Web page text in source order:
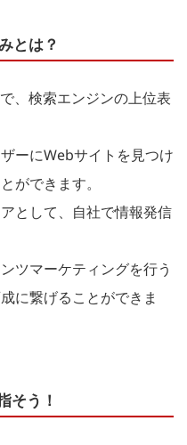
とは？
、検索エンジンの上位表
ーにWebサイトを見つけ
ができます。
として、自社で情報発信
ツマーケティングを行う
に繋げることができま
そう！